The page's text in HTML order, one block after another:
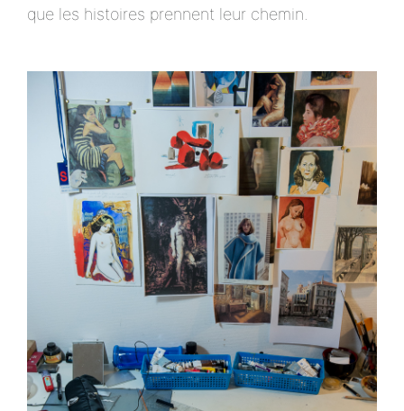
que les histoires prennent leur chemin.